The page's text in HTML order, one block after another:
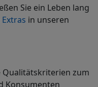
Sie ein Leben lang
in unseren
Qualitätskriterien zum
Konsumenten